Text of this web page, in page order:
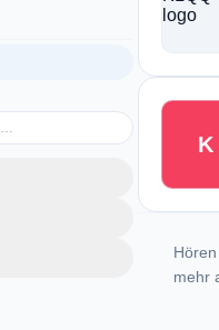
K
mehr